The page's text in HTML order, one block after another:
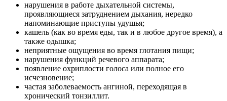
нарушения в работе дыхательной системы,
проявляющиеся затруднением дыхания, нередко
напоминающие приступы удушья;
кашель (как во время еды, так и в любое другое время), а
также одышка;
неприятные ощущения во время глотания пищи;
нарушения функций речевого аппарата;
появление охриплости голоса или полное его
исчезновение;
частая заболеваемость ангиной, переходящая в
хронический тонзиллит.